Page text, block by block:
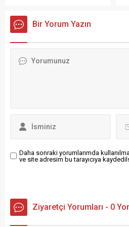
Federasyonu tarafından
düzenlenen Dan Terfi
derecesi almaya hak
Semanur Duran, elde ettiği
Bir Yorum Yazın
Daha sonraki yorumlarımda
ve site adresim bu tarayıcıya
Ziyaretçi Yorumları - 0